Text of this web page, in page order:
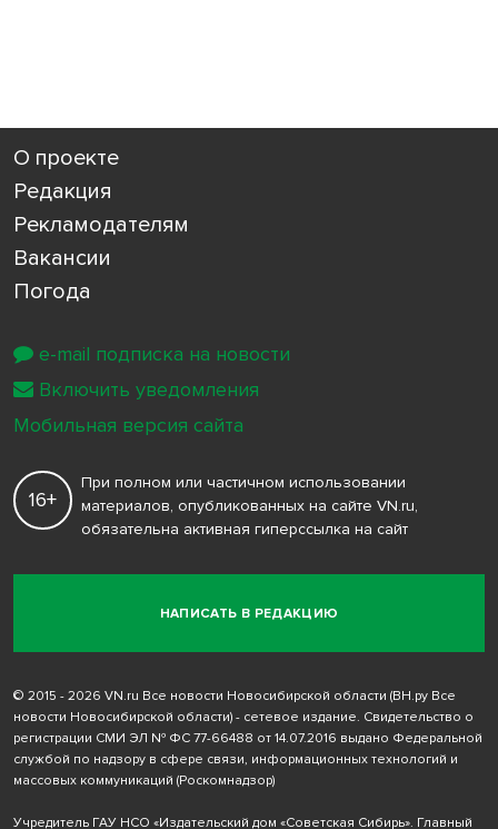
О проекте
Редакция
Рекламодателям
Вакансии
Погода
НАПИСАТЬ В РЕДАКЦИЮ
16+
При полном или частичном использовании
материалов, опубликованных на сайте VN.ru,
обязательна активная гиперссылка на сайт
© 2015 - 2026 VN.ru Все новости Новосибирской области (ВН.ру Все
новости Новосибирской области) - сетевое издание. Свидетельство о
регистрации СМИ ЭЛ № ФС 77-66488 от 14.07.2016 выдано Федеральной
службой по надзору в сфере связи, информационных технологий и
массовых коммуникаций (Роскомнадзор)
Учредитель ГАУ НСО «Издательский дом «Советская Сибирь». Главный
e-mail подписка на новости
Включить уведомления
Мобильная версия сайта